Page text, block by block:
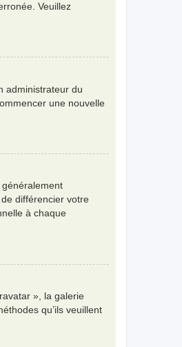
Veuillez
administrateur du
une nouvelle
différencier votre
à chaque
», la galerie
qu’ils veuillent